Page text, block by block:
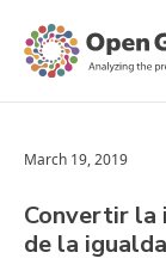
March 19, 2019
Convertir la
de la